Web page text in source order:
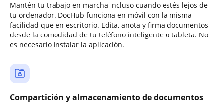
Mantén tu trabajo en marcha incluso cuando estés lejos de
tu ordenador. DocHub funciona en móvil con la misma
facilidad que en escritorio. Edita, anota y firma documentos
desde la comodidad de tu teléfono inteligente o tableta. No
es necesario instalar la aplicación.
Compartición y almacenamiento de documentos